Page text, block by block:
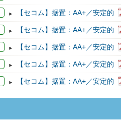
【セコム】据置：AA+／安定的
【セコム】据置：AA+／安定的
【セコム】据置：AA+／安定的
【セコム】据置：AA+／安定的
【セコム】据置：AA+／安定的